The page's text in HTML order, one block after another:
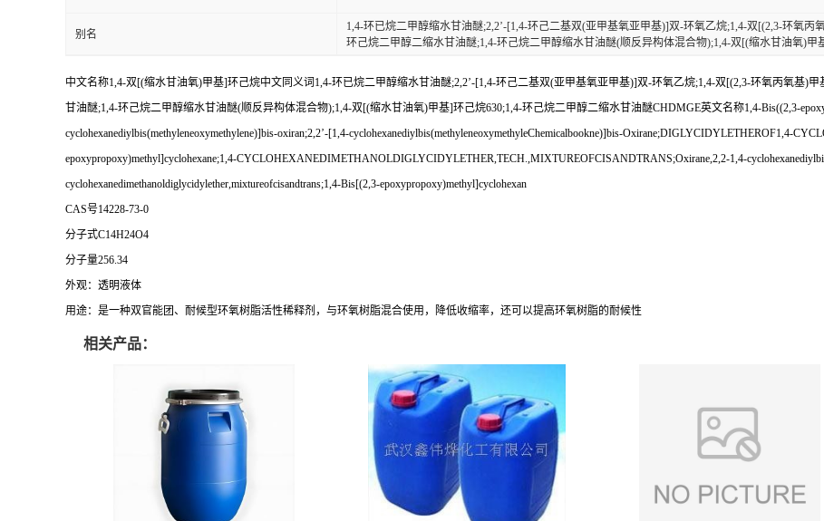
别名
1,4-环已烷二甲醇缩水甘油醚;2,2’-[1,4-环己二基双(亚甲基氧亚甲基)]双-环氧乙烷;1,4-双[(2,3-环氧丙
环己烷二甲醇二缩水甘油醚;1,4-环己烷二甲醇缩水甘油醚(顺反异构体混合物);1,4-双[(缩水甘油氧)
中文名称1,4-双[(缩水甘油氧)甲基]环己烷中文同义词1,4-环已烷二甲醇缩水甘油醚;2,2’-[1,4-环己二基双(亚甲基氧亚甲基)]双-环氧乙烷;1,4-双[(2,3-环氧丙氧基)
甘油醚;1,4-环己烷二甲醇缩水甘油醚(顺反异构体混合物);1,4-双[(缩水甘油氧)甲基]环己烷630;1,4-环己烷二甲醇二缩水甘油醚CHDMGE英文名称1,4-Bis((2,3-
cyclohexanediylbis(methyleneoxymethylene)]bis-oxiran;2,2’-[1,4-cyclohexanediylbis(methyleneoxymethyleChemicalbookne)]bis-Oxirane;DIGLYCIDYLETHEROF1,4-
epoxypropoxy)methyl]cyclohexane;1,4-CYCLOHEXANEDIMETHANOLDIGLYCIDYLETHER,TECH.,MIXTUREOFCISANDTRANS;Oxirane,2,2-1,4-
cyclohexanedimethanoldiglycidylether,mixtureofcisandtrans;1,4-Bis[(2,3-epoxypropoxy)methyl]cyclohexan
CAS号14228-73-0
分子式C14H24O4
分子量256.34
外观： 透明液体
用途： 是一种双官能团、耐候型环氧树脂活性稀释剂，与环氧树脂混合使用，降低收缩率，还可以提高环氧树脂的耐候性
相关产品：